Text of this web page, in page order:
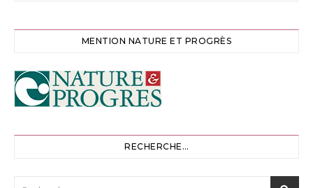
MENTION NATURE ET PROGRÈS
RECHERCHE…